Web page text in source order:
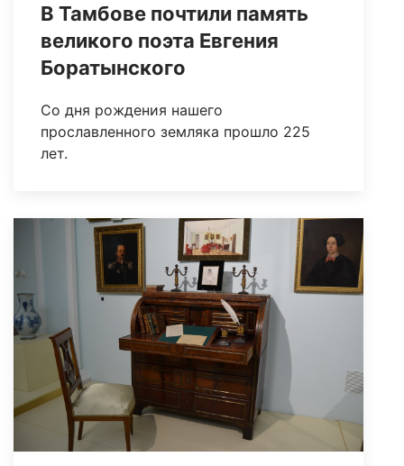
В Тамбове почтили память
великого поэта Евгения
Боратынского
Со дня рождения нашего
прославленного земляка прошло 225
лет.